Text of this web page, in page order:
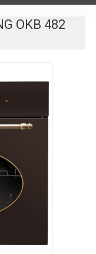
OKB 482